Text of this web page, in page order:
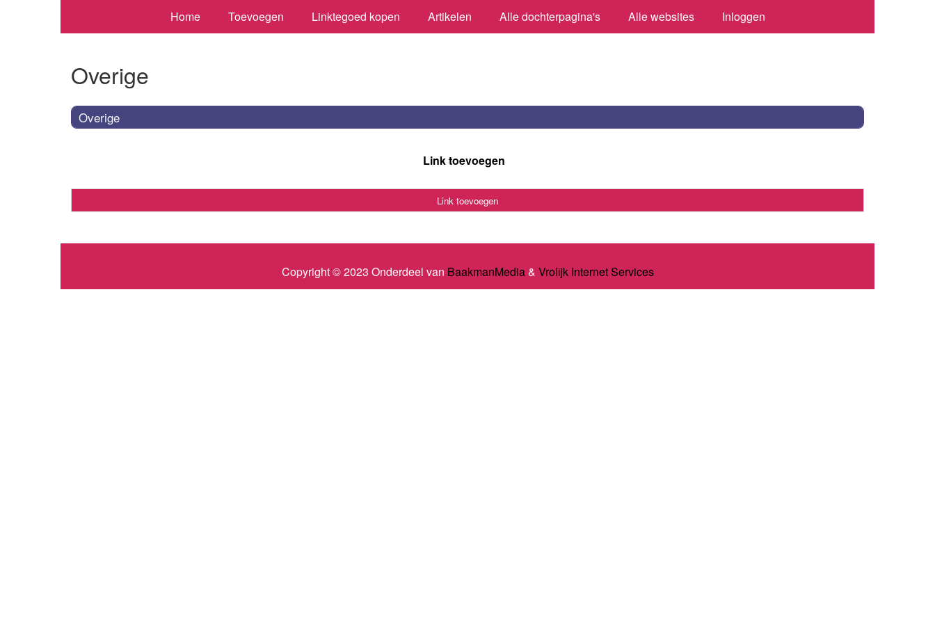
Home Toevoegen Linktegoed kopen Artikelen Alle dochterpagina's Alle websites Inloggen
Overige
Overige
Link toevoegen
Link toevoegen
Copyright © 2023 Onderdeel van BaakmanMedia& Vrolijk Internet Services